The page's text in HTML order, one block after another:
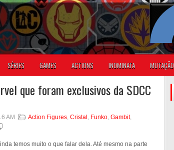
SÉRIES GAMES ACTIONS INOMINATA MUTAÇÃO
que foram exclusivos da SDCC
AM Action Figures, Cristal , Funko, Gambit,
temos muito o que falar dela. Até mesmo na parte